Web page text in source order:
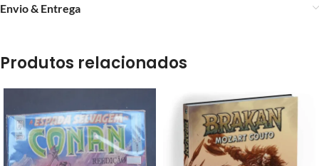
Envio & Entrega
Produtos relacionados